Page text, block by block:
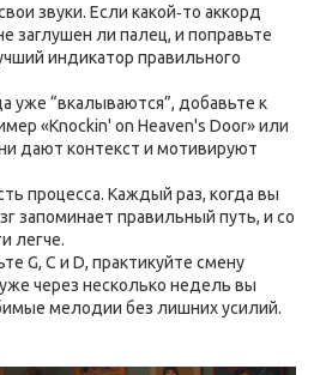
звуки. Если какой‑то аккорд
заглушен ли палец, и поправьте
индикатор правильного
уже “вкалываются”, добавьте к
«Knockin' on Heaven's Door» или
дают контекст и мотивируют
процесса. Каждый раз, когда вы
запоминает правильный путь, и со
легче.
G, C и D, практикуйте смену
через несколько недель вы
мелодии без лишних усилий.